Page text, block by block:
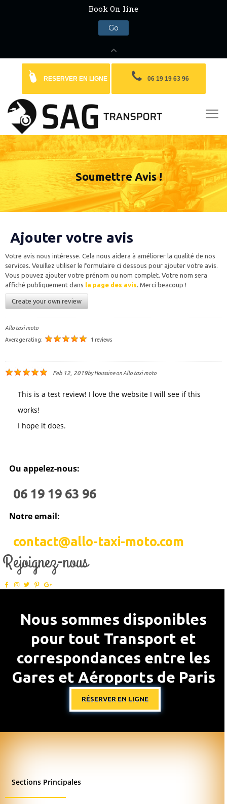
RESERVER EN LIGNE 06 19 19 63 96
Soumettre Avis !
Ajouter votre avis
Votre avis nous intéresse. Cela nous aidera à améliorer la qualité de nos
services. Veuillez utiliser le formulaire ci dessous pour ajouter votre avis.
Vous pouvez ajouter votre prénom ou nom complet. Votre nom sera
affiché publiquement dans la page des avis. Merci beacoup !
Create your own review
Allo taxi moto
Average rating:
1 reviews
Feb 12, 2019byHoussineonAllo taxi moto
This is a test review! I love the website I will see if this
works!
I hope it does.
Ou appelez-nous:
06 19 19 63 96
Notre email:
contact@allo-taxi-moto.com
Rejoignez-nous
Nous sommes disponibles
pour tout Transport et
correspondances entre les
Gares et Aéroports de Paris
RÉSERVER EN LIGNE
Sections Principales